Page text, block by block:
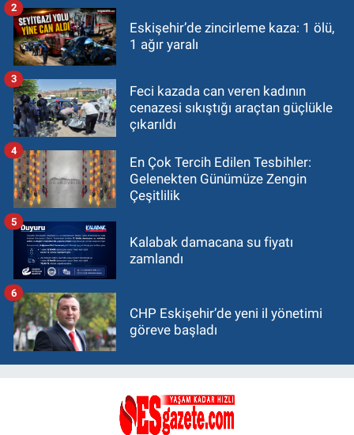
Eskişehir’de zincirleme kaza: 1 ölü,
1 ağır yaralı
2
Feci kazada can veren kadının
cenazesi sıkıştığı araçtan güçlükle
çıkarıldı
3
En Çok Tercih Edilen Tesbihler:
Gelenekten Günümüze Zengin
Çeşitlilik
4
Kalabak damacana su fiyatı
zamlandı
5
CHP Eskişehir’de yeni il yönetimi
göreve başladı
6